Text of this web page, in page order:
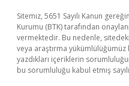
Sitemiz, 5651 Sayılı Kanun
Kurumu (BTK) tarafından
vermektedir. Bu nedenle,
veya araştırma
yazdıkları içeriklerin
bu sorumluluğu kabul etmiş